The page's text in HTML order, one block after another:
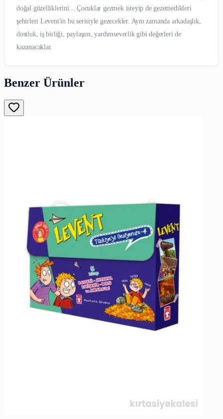
doğal güzelliklerini... Çocuklar gezmek isteyip de gezemedikleri
şehirleri Levent'in bu serisiyle gezecekler. Aynı zamanda arkadaşlık,
dostluk, iş birliği, paylaşım, yardımseverlik gibi değerleri de
kazanacaklar.
Benzer Ürünler